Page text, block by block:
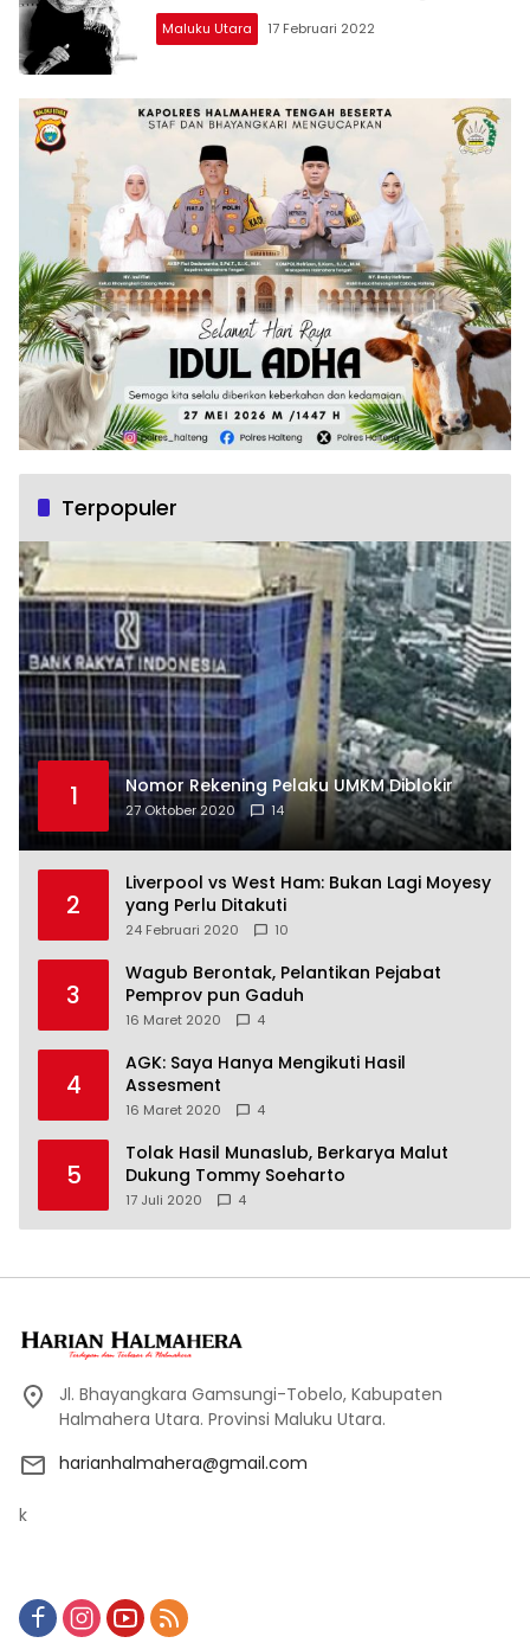
Maluku Utara 17 Februari 2022
Terpopuler
1 Nomor Rekening Pelaku UMKM Diblokir
27 Oktober 2020 14
2
Liverpool vs West Ham: Bukan Lagi Moyesy
yang Perlu Ditakuti
24 Februari 2020 10
3
Wagub Berontak, Pelantikan Pejabat
Pemprov pun Gaduh
16 Maret 2020 4
4
AGK: Saya Hanya Mengikuti Hasil
Assesment
16 Maret 2020 4
5
Tolak Hasil Munaslub, Berkarya Malut
Dukung Tommy Soeharto
17 Juli 2020 4
Jl. Bhayangkara Gamsungi-Tobelo, Kabupaten
Halmahera Utara. Provinsi Maluku Utara.
harianhalmahera@gmail.com
k